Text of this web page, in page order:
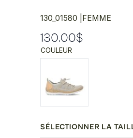
130_01580 | FEMME
130.00$
COULEUR
SÉLECTIONNER LA